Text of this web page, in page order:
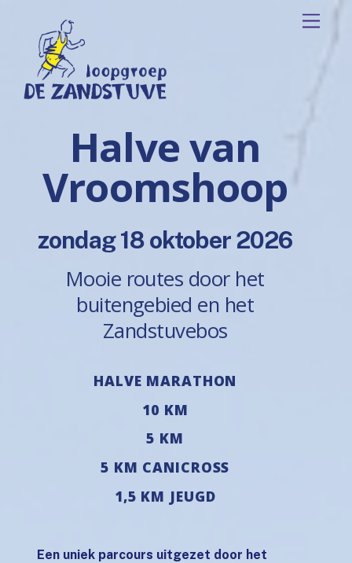
content
Menu
Halve van
Vroomshoop
zondag 18 oktober 2026
Mooie routes door het
buitengebied en het
Zandstuvebos
HALVE MARATHON
10 KM
5 KM
5 KM CANICROSS
1,5 KM JEUGD
Een uniek parcours uitgezet door het